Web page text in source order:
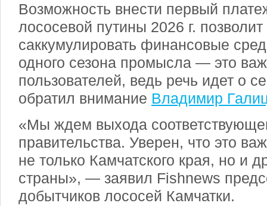
Возможность внести первый
лососевой путины 2026 г.
саккумулировать финансовые
одного сезона промысла — это
пользователей, ведь речь идет о
обратил внимание Владимир
«Мы ждем выхода
правительства. Уверен, что это
не только Камчатского края, но и
страны», — заявил Fishnews
добытчиков лососей Камчатки.